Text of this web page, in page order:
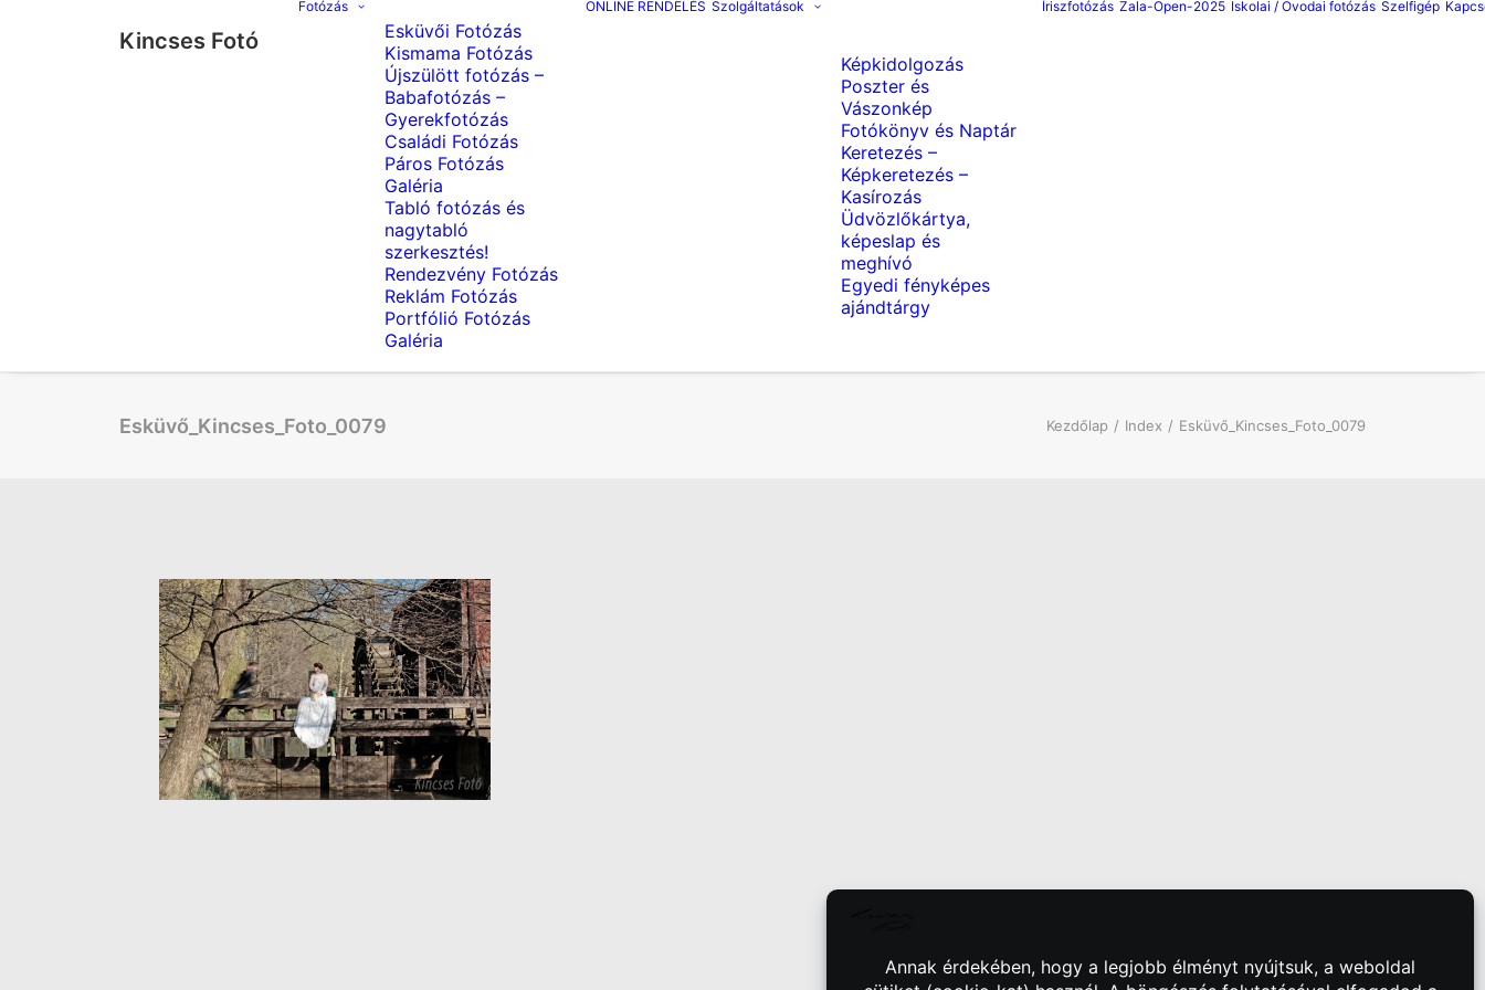
Kincses Fotó
Fotózás
Esküvői Fotózás
Kismama Fotózás
Újszülött fotózás –
Babafotózás –
Gyerekfotózás
Családi Fotózás
Páros Fotózás
Galéria
Tabló fotózás és
nagytabló
szerkesztés!
Rendezvény Fotózás
Reklám Fotózás
Portfólió Fotózás
Galéria
ONLINE RENDELÉS Szolgáltatások
Képkidolgozás
Poszter és
Vászonkép
Fotókönyv és Naptár
Keretezés –
Képkeretezés –
Kasírozás
Üdvözlőkártya,
képeslap és
meghívó
Egyedi fényképes
ajándtárgy
Íriszfotózás Zala-Open-2025 Iskolai / Ovodai fotózás Szelfigép
Esküvő_Kincses_Foto_0079 Kezdőlap Index Esküvő_Kincses_Foto_0079